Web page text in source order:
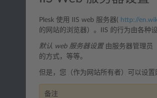
Plesk 使用 IIS web 服务器( http://
的网站的浏览器）。IIS 的行为由各种
默认 web 服务器设置由服务器管理员
的方式，等等。
但是，您（作为网站所有者）可以设
备注